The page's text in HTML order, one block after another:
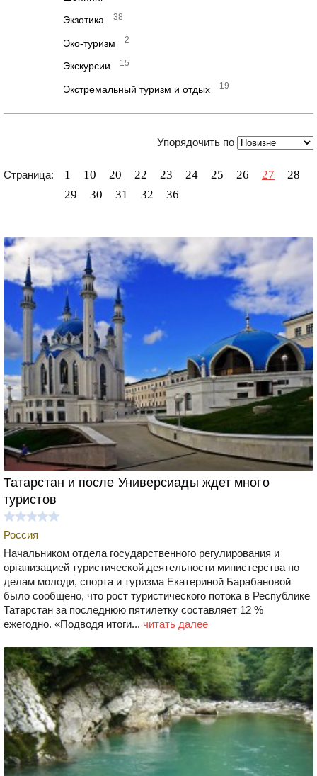
Экзотика 38
Эко-туризм 2
Экскурсии 15
Экстремальный туризм и отдых 19
Упорядочить по
Страница: 1 10 20 22 23 24 25 26 27
28
29
30 31 32 36
Татарстан и после Универсиады ждет много
туристов
Россия
Начальником отдела государственного регулирования и
организацией туристической деятельности министерства по
делам молоди, спорта и туризма Екатериной Барабановой
было сообщено, что рост туристического потока в Республике
Татарстан за последнюю пятилетку составляет 12 %
ежегодно. «Подводя итоги... читать далее